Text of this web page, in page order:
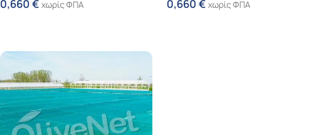
0,660€χωρίς ΦΠΑ
0,660€χωρίς ΦΠΑ